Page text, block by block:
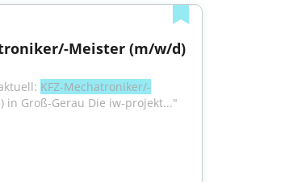
Meister (m/w/d)
KFZ-Mechatroniker/-
in Groß-Gerau Die iw-projekt..."